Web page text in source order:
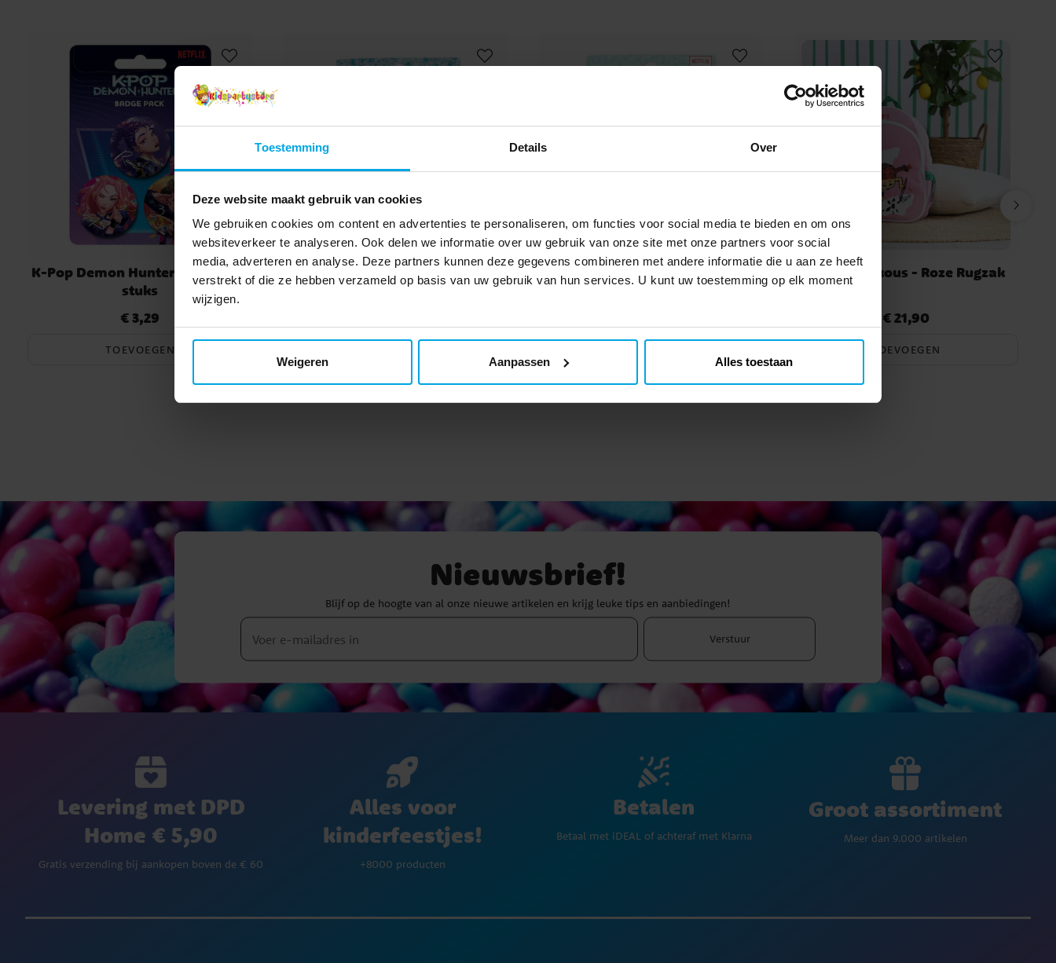
Toestemming Details Over
Deze website maakt gebruik van cookies
We gebruiken cookies om content en advertenties te personaliseren, om functies voor social media te bieden en om ons
websiteverkeer te analyseren. Ook delen we informatie over uw gebruik van onze site met onze partners voor social
media, adverteren en analyse. Deze partners kunnen deze gegevens combineren met andere informatie die u aan ze heeft
verstrekt of die ze hebben verzameld op basis van uw gebruik van hun services. U kunt uw toestemming op elk moment
wijzigen.
Weigeren Aanpassen Alles toestaan
K-Pop Demon Hunters Buttons 3
stuks
Prijs:€ 3,29
€ 3,29
TOEVOEGEN
Gabby's Dollhouse Diadeem,
Armband & Halsketting 3 stuks
Gabby’s Dollhouse - Scrunchies 3
stuks
Pippi Langkous - Roze Rugzak
Prijs:€ 21,90
€ 21,90
TOEVOEGEN
Nieuwsbrief!
Blijf op de hoogte van al onze nieuwe artikelen en krijg leuke tips en aanbiedingen!
Verstuur
Levering met DPD
Home € 5,90
Gratis verzending bij aankopen boven de € 60
Alles voor
kinderfeestjes!
+8000 producten
Betalen
Betaal met iDEAL of achteraf met Klarna
Groot assortiment
Meer dan 9.000 artikelen